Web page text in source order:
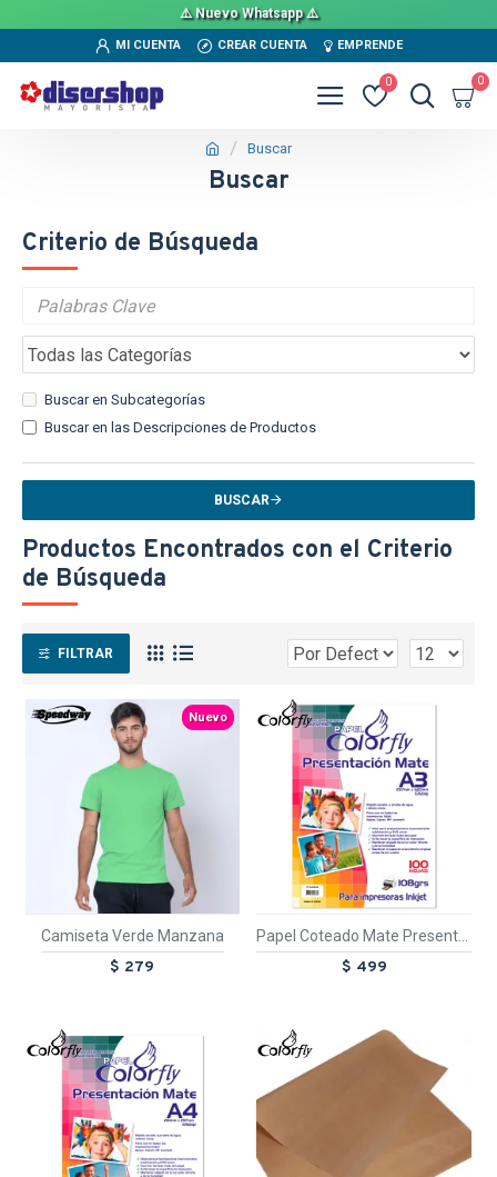
⚠️ Nuevo Whatsapp ⚠️
MI CUENTA CREAR CUENTA EMPRENDE
0 0
Buscar
Buscar
Criterio de Búsqueda
Buscar en Subcategorías
Buscar en las Descripciones de Productos
BUSCAR
Productos Encontrados con el Criterio
de Búsqueda
FILTRAR
Nuevo
TEXTTRANSPARENTE
Camiseta Verde Manzana
$ 279
Papel Coteado Mate Presentacion A3 100 Hojas
$ 499
TEXTTRANSPARENTE